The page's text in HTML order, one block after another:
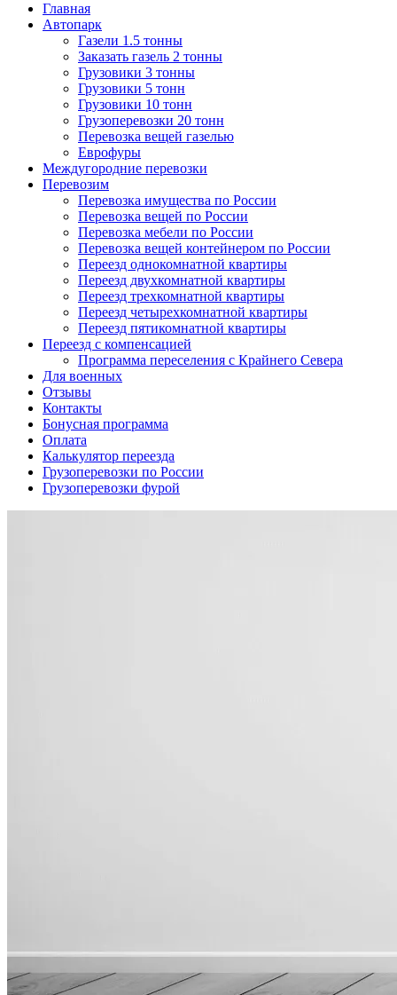
Главная
Автопарк
Газели 1.5 тонны
Заказать газель 2 тонны
Грузовики 3 тонны
Грузовики 5 тонн
Грузовики 10 тонн
Грузоперевозки 20 тонн
Перевозка вещей газелью
Еврофуры
Междугородние перевозки
Перевозим
Перевозка имущества по России
Перевозка вещей по России
Перевозка мебели по России
Перевозка вещей контейнером по России
Переезд однокомнатной квартиры
Переезд двухкомнатной квартиры
Переезд трехкомнатной квартиры
Переезд четырехкомнатной квартиры
Переезд пятикомнатной квартиры
Переезд с компенсацией
Программа переселения с Крайнего Севера
Для военных
Отзывы
Контакты
Бонусная программа
Оплата
Калькулятор переезда
Грузоперевозки по России
Грузоперевозки фурой